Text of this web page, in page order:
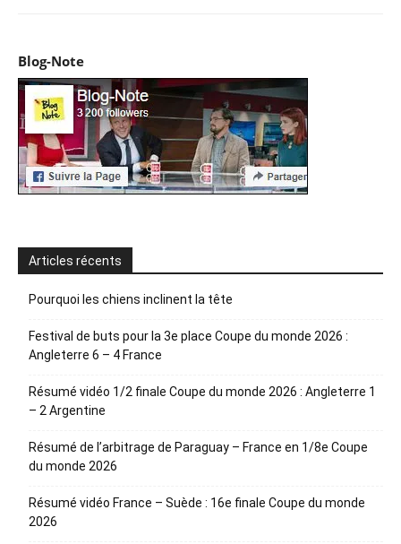
Blog-Note
Articles récents
Pourquoi les chiens inclinent la tête
Festival de buts pour la 3e place Coupe du monde 2026 :
Angleterre 6 – 4 France
Résumé vidéo 1/2 finale Coupe du monde 2026 : Angleterre 1
– 2 Argentine
Résumé de l’arbitrage de Paraguay – France en 1/8e Coupe
du monde 2026
Résumé vidéo France – Suède : 16e finale Coupe du monde
2026